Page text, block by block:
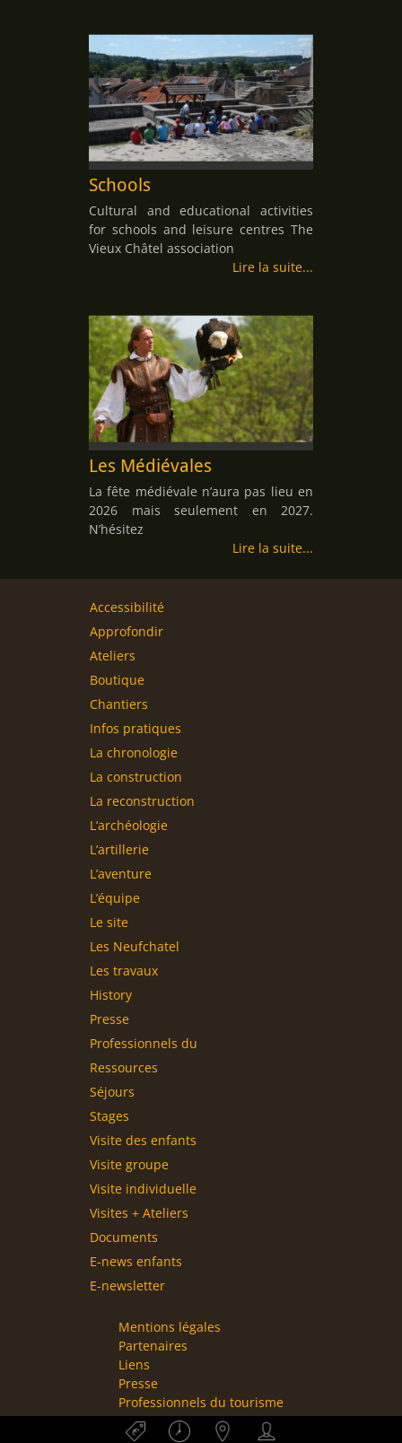
Schools
Cultural and educational activities
for schools and leisure centres The
Vieux Châtel association
Lire la suite
Les Médiévales
La fête médiévale n’aura pas lieu en
2026 mais seulement en 2027.
N’hésitez
Lire la suite
Accessibilité
Approfondir
Ateliers
Boutique
Chantiers
Infos pratiques
La chronologie
La construction
La reconstruction
L’archéologie
L’artillerie
L’aventure
L’équipe
Le site
Les Neufchatel
Les travaux
History
Presse
Professionnels du
tourisme
Ressources
Séjours
Stages
Visite des enfants
Visite groupe
Visite individuelle
Visites + Ateliers
Documents
pédagogiques
E-news enfants
E-newsletter
Mentions légales
Partenaires
Liens
Presse
Professionnels du tourisme